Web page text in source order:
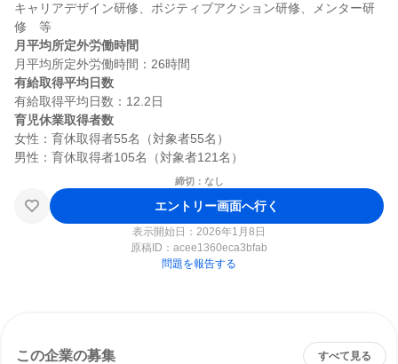
キャリアデザイン研修、ポジティブアクション研修、メンター研
月平均所定外労働時間
有給取得平均日数
育児休業取得者数
女性：育休取得者55名（対象者55名）
締切：なし
エントリー画面へ行く
表示開始日：2026年1月8日
原稿ID： acee1360eca3bfab
問題を報告する
この企業の募集 すべて見る